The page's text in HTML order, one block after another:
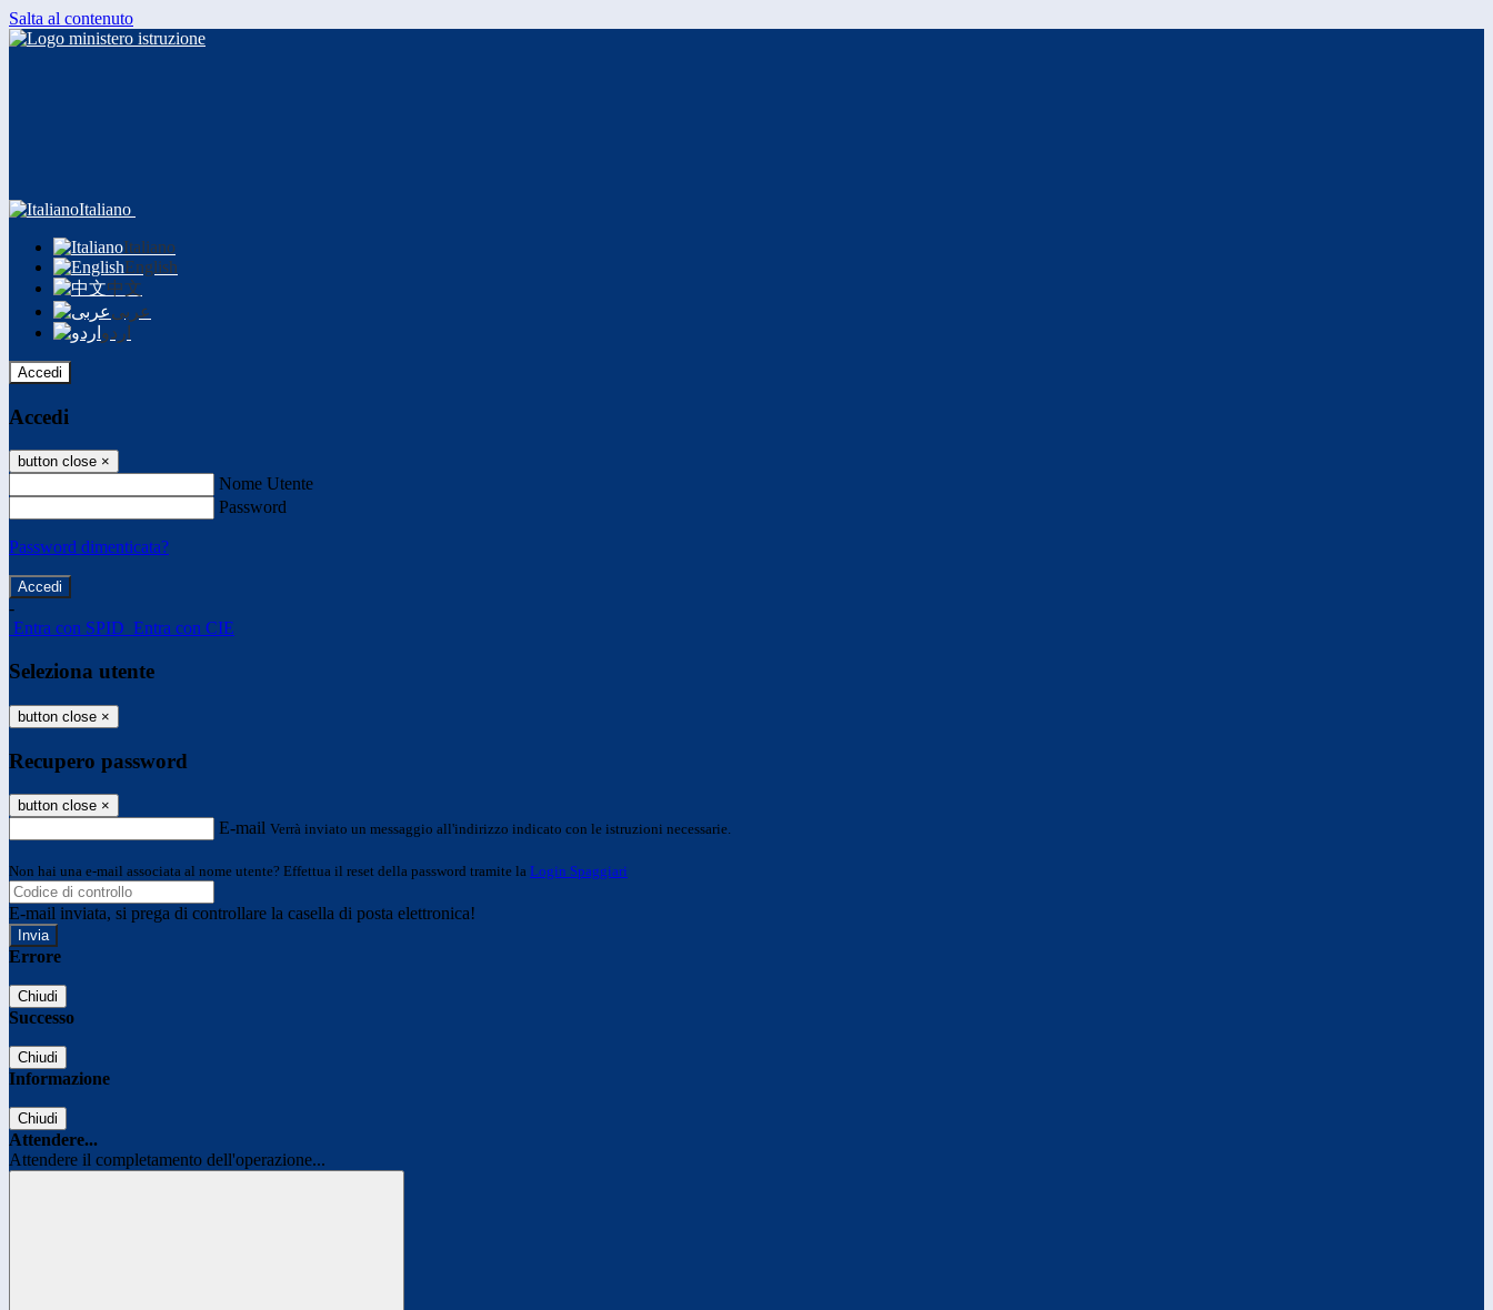
Salta al contenuto
Italiano
Italiano
English
中文
عربى
اردو
Accedi
Accedi
button close ×
Nome Utente
Password
Password dimenticata?
-
Entra con SPID Entra con CIE
Seleziona utente
button close ×
Recupero password
button close ×
E-mail Verrà inviato un messaggio all'indirizzo indicato con le istruzioni necessarie.
Non hai una e-mail associata al nome utente? Effettua il reset della password tramite la Login Spaggiari
E-mail inviata, si prega di controllare la casella di posta elettronica!
Errore
Chiudi
Successo
Chiudi
Informazione
Chiudi
Attendere...
Attendere il completamento dell'operazione...